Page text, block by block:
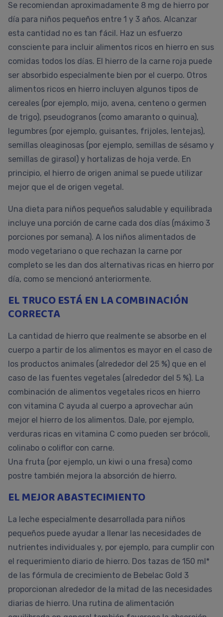
Se recomiendan aproximadamente 8 mg de hierro por
día para niños pequeños entre 1 y 3 años. Alcanzar
esta cantidad no es tan fácil. Haz un esfuerzo
consciente para incluir alimentos ricos en hierro en sus
comidas todos los días. El hierro de la carne roja puede
ser absorbido especialmente bien por el cuerpo. Otros
alimentos ricos en hierro incluyen algunos tipos de
cereales (por ejemplo, mijo, avena, centeno o germen
de trigo), pseudogranos (como amaranto o quinua),
legumbres (por ejemplo, guisantes, frijoles, lentejas),
semillas oleaginosas (por ejemplo, semillas de sésamo y
semillas de girasol) y hortalizas de hoja verde. En
principio, el hierro de origen animal se puede utilizar
mejor que el de origen vegetal.
Una dieta para niños pequeños saludable y equilibrada
incluye una porción de carne cada dos días (máximo 3
porciones por semana). A los niños alimentados de
modo vegetariano o que rechazan la carne por
completo se les dan dos alternativas ricas en hierro por
día, como se mencionó anteriormente.
EL TRUCO ESTÁ EN LA COMBINACIÓN
CORRECTA
La cantidad de hierro que realmente se absorbe en el
cuerpo a partir de los alimentos es mayor en el caso de
los productos animales (alrededor del 25 %) que en el
caso de las fuentes vegetales (alrededor del 5 %). La
combinación de alimentos vegetales ricos en hierro
con vitamina C ayuda al cuerpo a aprovechar aún
mejor el hierro de los alimentos. Dale, por ejemplo,
verduras ricas en vitamina C como pueden ser brócoli,
colinabo o coliflor con carne.
Una fruta (por ejemplo, un kiwi o una fresa) como
postre también mejora la absorción de hierro.
EL MEJOR ABASTECIMIENTO
La leche especialmente desarrollada para niños
pequeños puede ayudar a llenar las necesidades de
nutrientes individuales y, por ejemplo, para cumplir con
el requerimiento diario de hierro. Dos tazas de 150 ml*
de las fórmula de crecimiento de Bebelac Gold 3
proporcionan alrededor de la mitad de las necesidades
diarias de hierro. Una rutina de alimentación